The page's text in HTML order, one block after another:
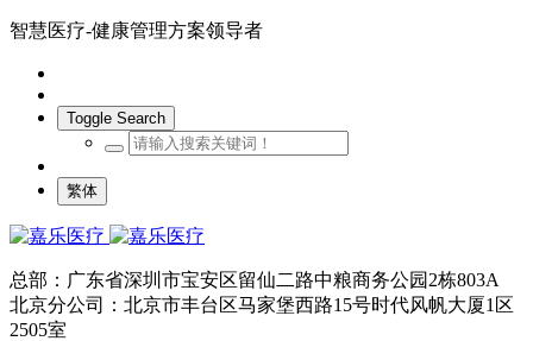
智慧医疗-健康管理方案领导者
Toggle Search
繁体
总部：广东省深圳市宝安区留仙二路中粮商务公园2栋803A
北京分公司：北京市丰台区马家堡西路15号时代风帆大厦1区
2505室